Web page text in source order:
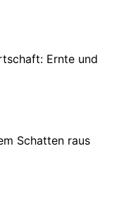
Ernte und
Schatten raus